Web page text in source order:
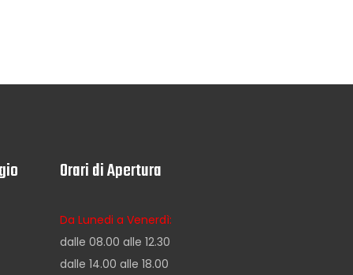
Orari di Apertura
Da Lunedi a Venerdì:
dalle 08.00 alle 12.30
dalle 14.00 alle 18.00